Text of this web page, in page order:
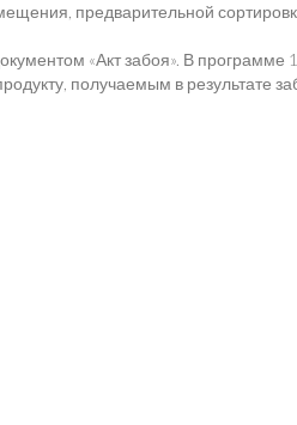
предварительной
«Акт забоя». В
получаемым в результате